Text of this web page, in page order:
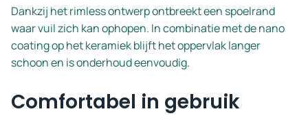
Dankzij het rimless ontwerp ontbreekt een spoelrand
waar vuil zich kan ophopen. In combinatie met de nano
coating op het keramiek blijft het oppervlak langer
schoon en is onderhoud eenvoudig.
Comfortabel in gebruik